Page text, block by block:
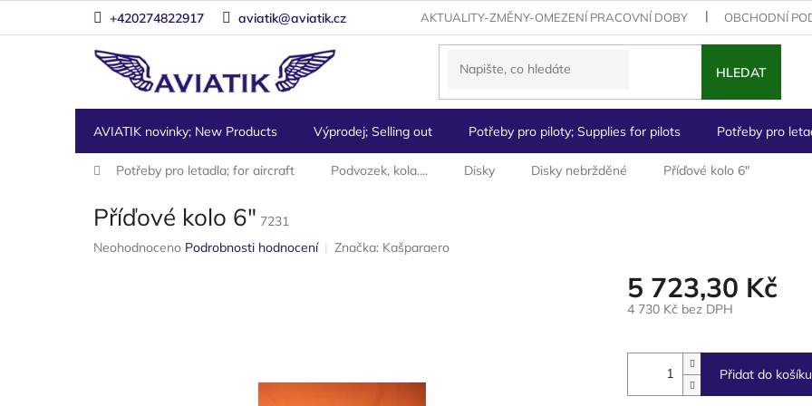
+420274822917 aviatik@aviatik.cz AKTUALITY-ZMĚNY-OMEZENÍ PRACOVNÍ DOBY OBCHODNÍ
HLEDAT
AVIATIK novinky; New Products Výprodej; Selling out Potřeby pro piloty; Supplies for pilots Potřeby pro
Potřeby pro letadla; for aircraft Podvozek, kola.... Disky Disky nebržděné Příďové kolo 6"
Příďové kolo 6" 7231
Průměrné
Neohodnoceno Podrobnosti hodnocení Značka: Kašparaero
5 723,30 Kč
4 730 Kč bez DPH
cena:
Přidat do košíku